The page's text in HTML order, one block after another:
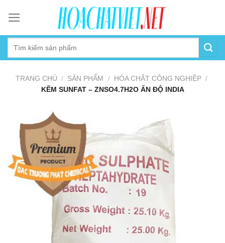
content
TRANG CHỦ / SẢN PHẨM / HÓA CHẤT CÔNG NGHIỆP /
KẼM SUNFAT – ZNSO4.7H2O ẤN ĐỘ INDIA